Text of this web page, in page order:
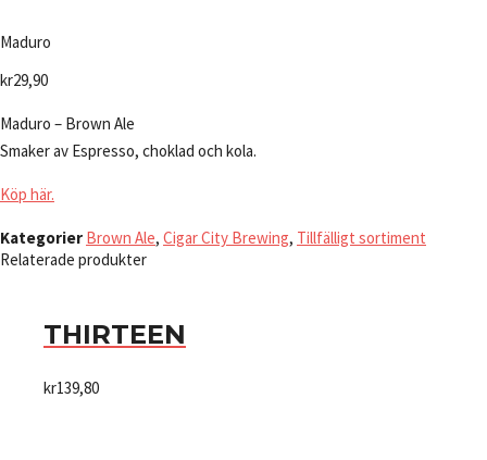
Maduro
kr29,90
Maduro – Brown Ale
Smaker av Espresso, choklad och kola.
Köp här.
Kategorier Brown Ale, Cigar City Brewing, Tillfälligt sortiment
Relaterade produkter
THIRTEEN
kr139,80